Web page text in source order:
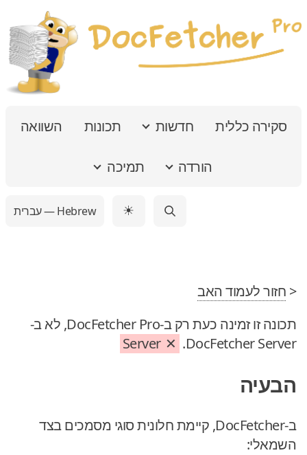
סקירה כללית חדשות תכונות השוואה
הורדה תמיכה
☀ עברית — Hebrew
< חזור לעמוד האב
תכונה זו זמינה כעת רק ב-DocFetcher Pro, לא ב-
DocFetcher Server.
Server
הבעיה
ב-DocFetcher, קיימת חלונית סוגי מסמכים בצד
השמאלי: